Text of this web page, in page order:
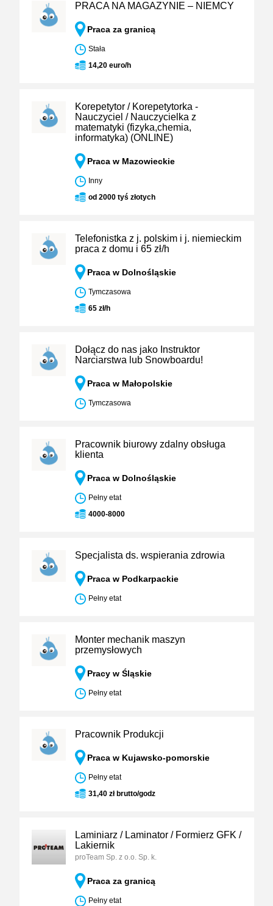
PRACA NA MAGAZYNIE – NIEMCY
Praca za granicą
Stała
14,20 euro/h
Korepetytor / Korepetytorka -
Nauczyciel / Nauczycielka z
matematyki (fizyka,chemia,
informatyka) (ONLINE)
Praca w Mazowieckie
Inny
od 2000 tyś złotych
Telefonistka z j. polskim i j. niemieckim
praca z domu i 65 zł/h
Praca w Dolnośląskie
Tymczasowa
65 zł/h
Dołącz do nas jako Instruktor
Narciarstwa lub Snowboardu!
Praca w Małopolskie
Tymczasowa
Pracownik biurowy zdalny obsługa
klienta
Praca w Dolnośląskie
Pełny etat
4000-8000
Specjalista ds. wspierania zdrowia
Praca w Podkarpackie
Pełny etat
Monter mechanik maszyn
przemysłowych
Pracy w Śląskie
Pełny etat
Pracownik Produkcji
Praca w Kujawsko-pomorskie
Pełny etat
31,40 zł brutto/godz
Laminiarz / Laminator / Formierz GFK /
Lakiernik
proTeam Sp. z o.o. Sp. k.
Praca za granicą
Pełny etat